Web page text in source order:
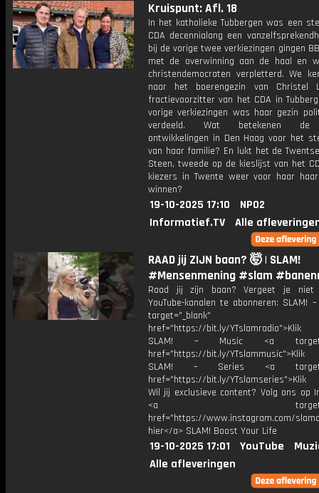
Kruispunt: Afl. 18
In het katholieke Tubbergen was een
CDA decennialang een
bij de vorige twee verkiezingen gingen
met de overwinning aan de haal en
christendemocraten verpletterd. We
naar het boerengezin van Christel
fractievoorzitter van het CDA in
vorige verkiezingen was haar gezin
verdeeld. Wat betekenen de
ontwikkelingen in Den Haag voor het
van haar familie? En lukt het de
Steen, tweede op de kieslijst van het
kiezers in Twente weer voor haar
winnen?
19-10-2025 17:10
NPO2
Informatief.TV
Alle
RAAD jij ZIJN baan? 🤯 | SLAM!
#Mensenmening #slam
Raad jij zijn baan? Vergeet je niet
YouTube-kanalen te abonneren: SLAM!
target="_blank"
href="https://bit.ly/
SLAM! – Music <a
href="https://bit.ly/
SLAM! – Series <a
href="https://bit.ly/
Wil jij exclusieve content? Volg ons op
<a
href="https://www.instagram.com/
hier</a> SLAM! Boost Your Life
19-10-2025 17:01 YouTube
Alle afleveringen